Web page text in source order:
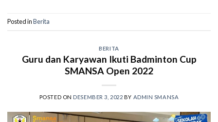
Posted inBerita
BERITA
Guru dan Karyawan Ikuti Badminton Cup
SMANSA Open 2022
POSTED ON DESEMBER 3, 2022 BY ADMIN SMANSA